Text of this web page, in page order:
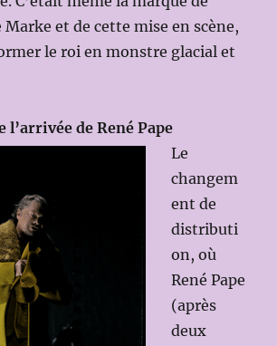
Marke et de cette mise en scène,
le roi en monstre glacial et
l’arrivée de René Pape
Le
changem
ent de
distributi
on, où
René Pape
(après
deux